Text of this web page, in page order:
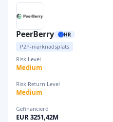
PeerBerry HR
P2P-marknadsplats
Risk Level
Medium
Risk Return Level
Medium
Gefinancierd
EUR 3251,42M